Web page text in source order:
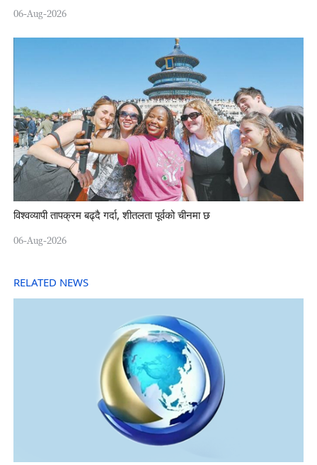
06-Aug-2026
विश्वव्यापी तापक्रम बढ्दै गर्दा, शीतलता पूर्वको चीनमा छ
06-Aug-2026
RELATED NEWS